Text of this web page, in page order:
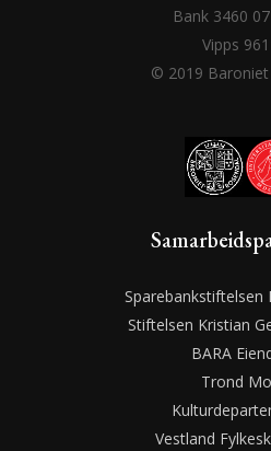
Bank 3460
Vipps
© 2019 Baroniet
Sparebankstiftelsen
Stiftelsen Kristian
BARA
Trond
Vestland